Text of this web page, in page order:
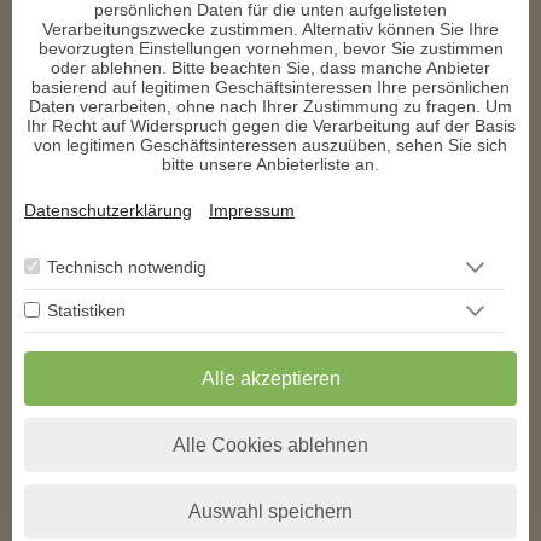
schrieb am 03.12.2025
Du hast die Personen und die Situation ohne viel Vorab-Infos
sehr gut beschrieben. Jetzt heißt es Geduld. Danke für das
schöne Gespräch
m**** schrieb am 01.12.2025
💖 Liebe Birgit 1000 Dank an Dich für das aufbauende sehr gute
1 2 3 4 5 6 7 > >>
AstroGroup-Portalen
* Alle angegebenen Preise verstehen sich inkl. der jeweils gültigen Umsatzsteuer
Festnetz*
Mobilfunk*
persönlichen Daten für die unten aufgelisteten
Verarbeitungszwecke zustimmen. Alternativ können Sie Ihre
bevorzugten Einstellungen vornehmen, bevor Sie zustimmen
oder ablehnen. Bitte beachten Sie, dass manche Anbieter
basierend auf legitimen Geschäftsinteressen Ihre persönlichen
Daten verarbeiten, ohne nach Ihrer Zustimmung zu fragen. Um
Ihr Recht auf Widerspruch gegen die Verarbeitung auf der Basis
von legitimen Geschäftsinteressen auszuüben, sehen Sie sich
bitte unsere Anbieterliste an.
Datenschutzerklärung Impressum
Technisch notwendig
Statistiken
Alle akzeptieren
Alle Cookies ablehnen
Auswahl speichern